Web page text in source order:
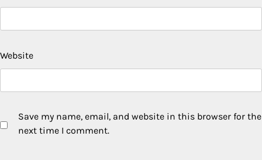
Website
Save my name, email, and website in this browser for the
next time I comment.